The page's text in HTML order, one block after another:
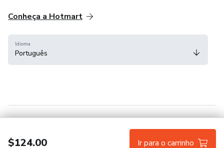
$124.00 Ir para o carrinho
Conheça a Hotmart
Idioma
Português